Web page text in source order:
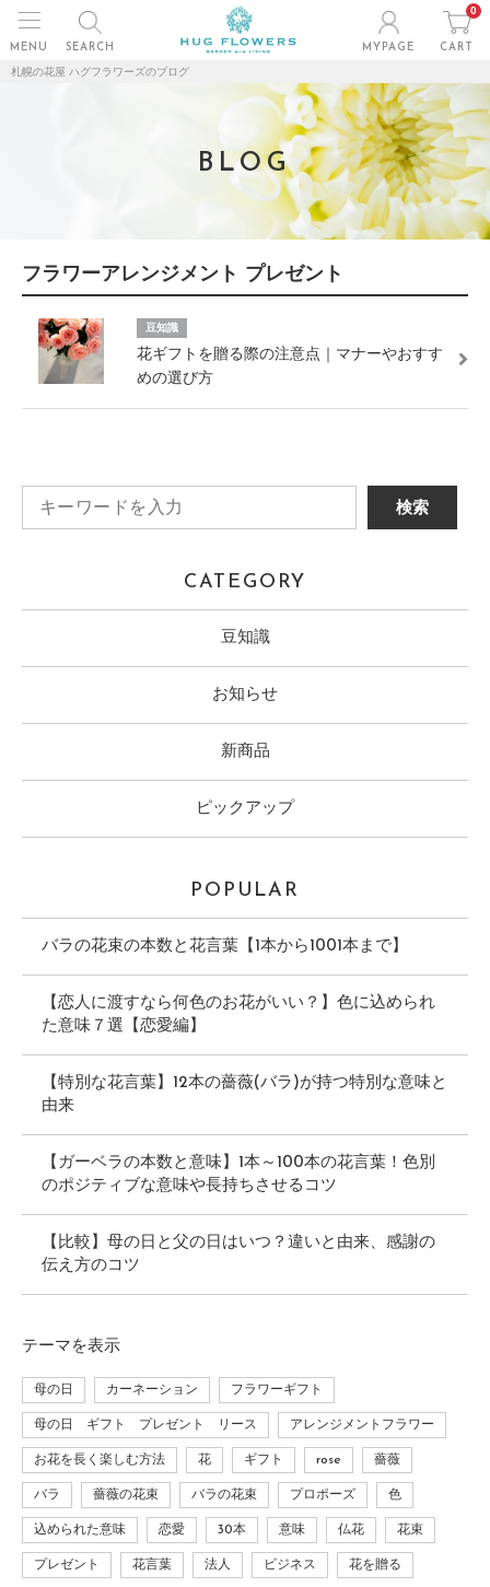
MENU SEARCH MYPAGE
0
CART
札幌の花屋 ハグフラワーズのブログ
BLOG
フラワーアレンジメント プレゼント
豆知識
花ギフトを贈る際の注意点｜マナーやおすす
めの選び方
CATEGORY
豆知識
お知らせ
新商品
ピックアップ
POPULAR
バラの花束の本数と花言葉【1本から1001本まで】
【恋人に渡すなら何色のお花がいい？】色に込められ
た意味７選【恋愛編】
【特別な花言葉】12本の薔薇(バラ)が持つ特別な意味と
由来
【ガーベラの本数と意味】1本～100本の花言葉！色別
のポジティブな意味や長持ちさせるコツ
【比較】母の日と父の日はいつ？違いと由来、感謝の
伝え方のコツ
テーマ を表示
母の日 カーネーション フラワーギフト
母の日 ギフト プレゼント リース アレンジメントフラワー
お花を長く楽しむ方法 花 ギフト rose 薔薇
バラ 薔薇の花束 バラの花束 プロポーズ 色
込められた意味 恋愛 30本 意味 仏花 花束
プレゼント 花言葉 法人 ビジネス 花を贈る